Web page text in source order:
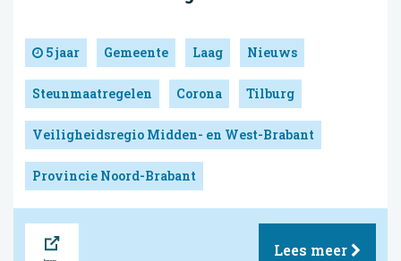
5 jaar Gemeente Laag Nieuws
Steunmaatregelen Corona Tilburg
Veiligheidsregio Midden- en West-Brabant
Provincie Noord-Brabant
Lees meer